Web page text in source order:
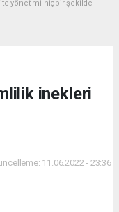
yönetimi hiçbir şekilde
inekleri
11.06.2022 - 23:36